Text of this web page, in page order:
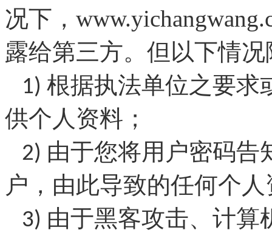
况下， www.yichangwang
露给第三方。但以下情况
1) 根据执法单位之要
供个人资料；
2) 由于您将用户密码告
户，由此导致的任何个
3) 由于黑客攻击、计